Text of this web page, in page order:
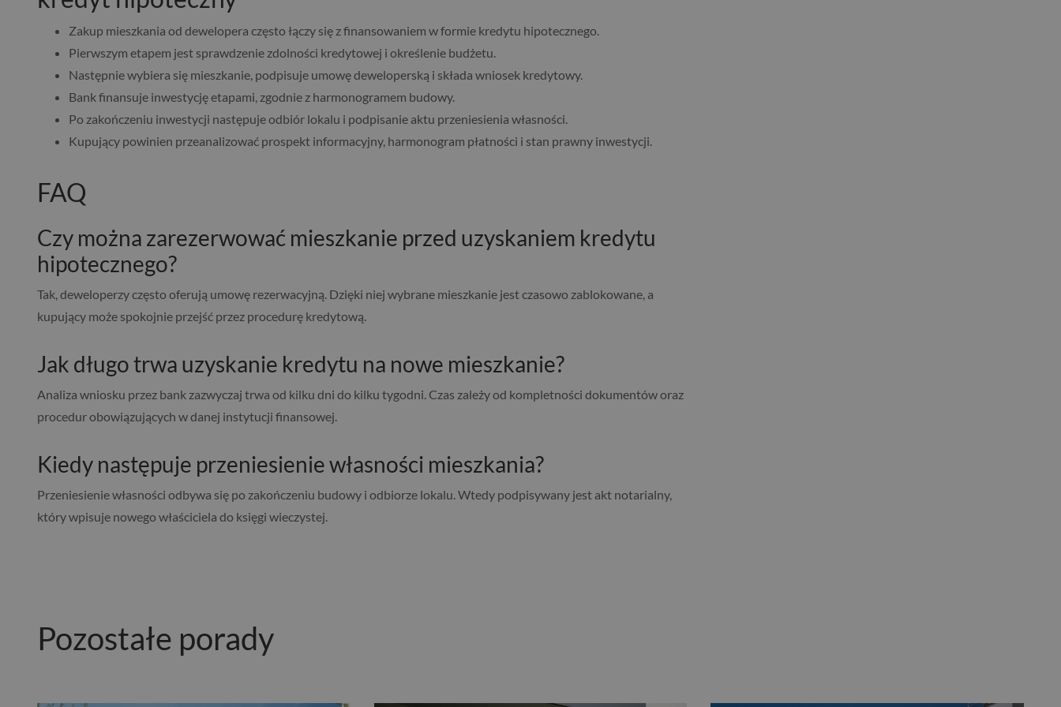
Zakup mieszkania od dewelopera często łączy się z finansowaniem w formie kredytu hipotecznego.
Pierwszym etapem jest sprawdzenie zdolności kredytowej i określenie budżetu.
Następnie wybiera się mieszkanie, podpisuje umowę deweloperską i składa wniosek kredytowy.
Bank finansuje inwestycję etapami, zgodnie z harmonogramem budowy.
Po zakończeniu inwestycji następuje odbiór lokalu i podpisanie aktu przeniesienia własności.
Kupujący powinien przeanalizować prospekt informacyjny, harmonogram płatności i stan prawny inwestycji.
FAQ
Czy można zarezerwować mieszkanie przed uzyskaniem kredytu
hipotecznego?
Tak, deweloperzy często oferują umowę rezerwacyjną. Dzięki niej wybrane mieszkanie jest czasowo zablokowane, a
kupujący może spokojnie przejść przez procedurę kredytową.
Jak długo trwa uzyskanie kredytu na nowe mieszkanie?
Analiza wniosku przez bank zazwyczaj trwa od kilku dni do kilku tygodni. Czas zależy od kompletności dokumentów oraz
procedur obowiązujących w danej instytucji finansowej.
Kiedy następuje przeniesienie własności mieszkania?
Przeniesienie własności odbywa się po zakończeniu budowy i odbiorze lokalu. Wtedy podpisywany jest akt notarialny,
który wpisuje nowego właściciela do księgi wieczystej.
Pozostałe porady